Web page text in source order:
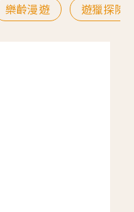
樂齡漫遊 遊獵探險